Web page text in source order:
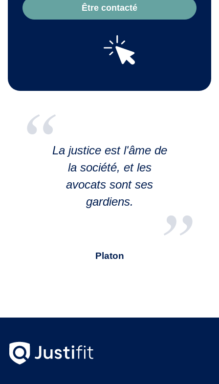
Être contacté
La justice est l'âme de
la société, et les
avocats sont ses
gardiens.
Platon